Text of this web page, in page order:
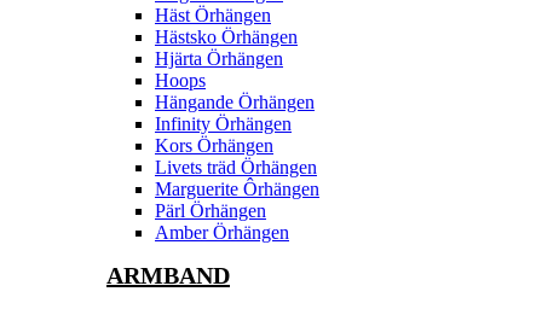
Häst Örhängen
Hästsko Örhängen
Hjärta Örhängen
Hoops
Hängande Örhängen
Infinity Örhängen
Kors Örhängen
Livets träd Örhängen
Marguerite Ôrhängen
Pärl Örhängen
Amber Örhängen
ARMBAND